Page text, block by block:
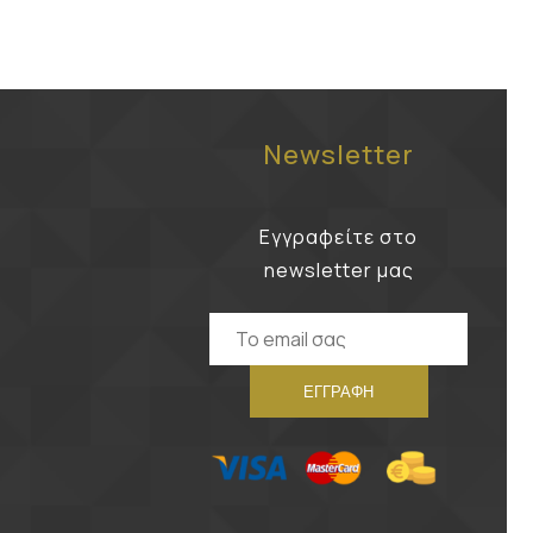
Newsletter
Εγγραφείτε στο
newsletter μας